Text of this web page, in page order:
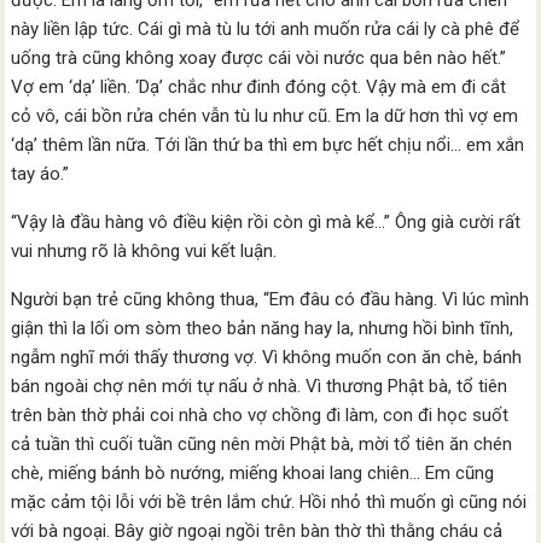
này liền lập tức. Cái gì mà tù lu tới anh muốn rửa cái ly cà phê để
uống trà cũng không xoay được cái vòi nước qua bên nào hết.”
Vợ em ‘dạ’ liền. ‘Dạ’ chắc như đinh đóng cột. Vậy mà em đi cắt
cỏ vô, cái bồn rửa chén vẫn tù lu như cũ. Em la dữ hơn thì vợ em
‘dạ’ thêm lần nữa. Tới lần thứ ba thì em bực hết chịu nổi… em xắn
tay áo.”
“Vậy là đầu hàng vô điều kiện rồi còn gì mà kể…” Ông già cười rất
vui nhưng rõ là không vui kết luận.
Người bạn trẻ cũng không thua, “Em đâu có đầu hàng. Vì lúc mình
giận thì la lối om sòm theo bản năng hay la, nhưng hồi bình tĩnh,
ngẫm nghĩ mới thấy thương vợ. Vì không muốn con ăn chè, bánh
bán ngoài chợ nên mới tự nấu ở nhà. Vì thương Phật bà, tổ tiên
trên bàn thờ phải coi nhà cho vợ chồng đi làm, con đi học suốt
cả tuần thì cuối tuần cũng nên mời Phật bà, mời tổ tiên ăn chén
chè, miếng bánh bò nướng, miếng khoai lang chiên… Em cũng
mặc cảm tội lỗi với bề trên lắm chứ. Hồi nhỏ thì muốn gì cũng nói
với bà ngoại. Bây giờ ngoại ngồi trên bàn thờ thì thằng cháu cả